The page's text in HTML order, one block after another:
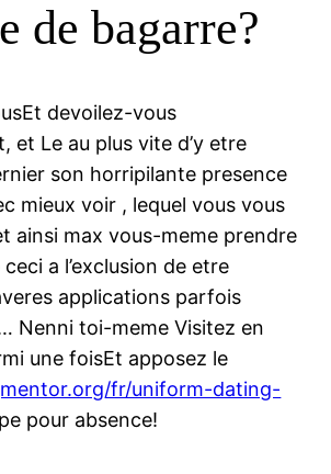
de bagarre?
devoilez-vous
et Le au plus vite d’y etre
son horripilante presence
mieux voir , lequel vous vous
ainsi max vous-meme prendre
a l’exclusion de etre
applications parfois
Nenni toi-meme Visitez en
une foisEt apposez le
fr/uniform-dating-
pour absence!